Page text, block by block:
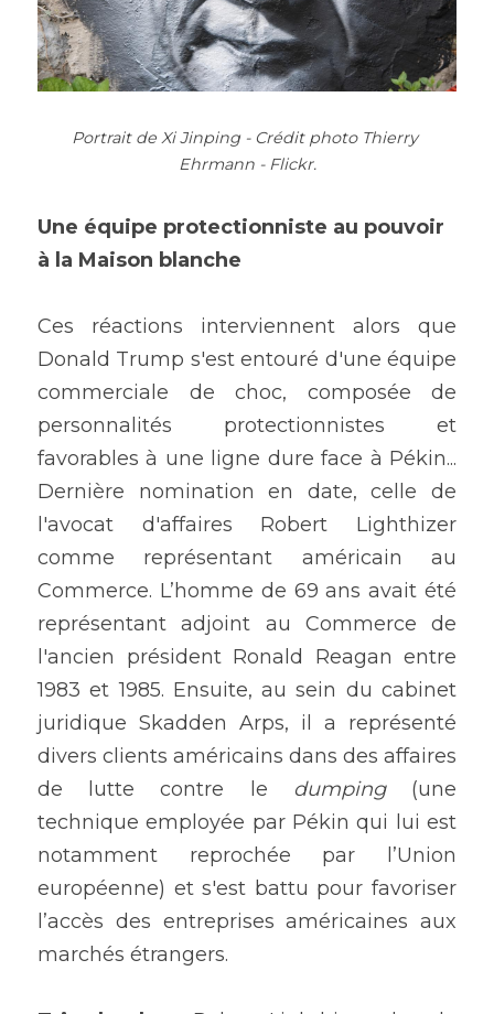
Portrait de Xi Jinping - Crédit photo Thierry
Ehrmann - Flickr.
Une équipe protectionniste au pouvoir
à la Maison blanche
Ces réactions interviennent alors que
Donald Trump s'est entouré d'une équipe
commerciale de choc, composée de
personnalités protectionnistes et
favorables à une ligne dure face à Pékin...
Dernière nomination en date, celle de
l'avocat d'affaires Robert Lighthizer
comme représentant américain au
Commerce. L’homme de 69 ans avait été
représentant adjoint au Commerce de
l'ancien président Ronald Reagan entre
1983 et 1985. Ensuite, au sein du cabinet
juridique Skadden Arps, il a représenté
divers clients américains dans des affaires
de lutte contre le dumping (une
technique employée par Pékin qui lui est
notamment reprochée par l’Union
européenne) et s'est battu pour favoriser
l’accès des entreprises américaines aux
marchés étrangers.